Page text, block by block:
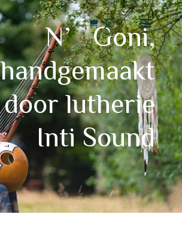
N’Goni,
handgemaakt
door lutherie
Inti Sound